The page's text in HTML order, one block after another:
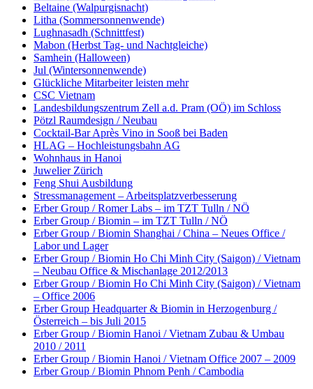
Beltaine (Walpurgisnacht)
Litha (Sommersonnenwende)
Lughnasadh (Schnittfest)
Mabon (Herbst Tag- und Nachtgleiche)
Samhein (Halloween)
Jul (Wintersonnenwende)
Glückliche Mitarbeiter leisten mehr
CSC Vietnam
Landesbildungszentrum Zell a.d. Pram (OÖ) im Schloss
Pötzl Raumdesign / Neubau
Cocktail-Bar Après Vino in Sooß bei Baden
HLAG – Hochleistungsbahn AG
Wohnhaus in Hanoi
Juwelier Zürich
Feng Shui Ausbildung
Stressmanagement – Arbeitsplatzverbesserung
Erber Group / Romer Labs – im TZT Tulln / NÖ
Erber Group / Biomin – im TZT Tulln / NÖ
Erber Group / Biomin Shanghai / China – Neues Office /
Labor und Lager
Erber Group / Biomin Ho Chi Minh City (Saigon) / Vietnam
– Neubau Office & Mischanlage 2012/2013
Erber Group / Biomin Ho Chi Minh City (Saigon) / Vietnam
– Office 2006
Erber Group Headquarter & Biomin in Herzogenburg /
Österreich – bis Juli 2015
Erber Group / Biomin Hanoi / Vietnam Zubau & Umbau
2010 / 2011
Erber Group / Biomin Hanoi / Vietnam Office 2007 – 2009
Erber Group / Biomin Phnom Penh / Cambodia